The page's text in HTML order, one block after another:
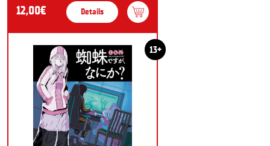
12,00€ Details
13+